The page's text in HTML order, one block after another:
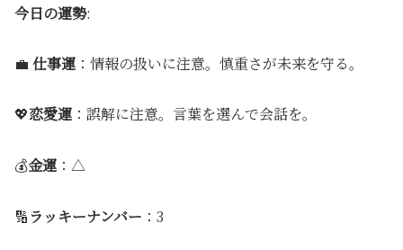
今日の運勢:
💼 仕事運 ：情報の扱いに注意。慎重さが未来を守る。
💖恋愛運 ：誤解に注意。言葉を選んで会話を。
💰金運 ：△
🔢 ラッキーナンバー ：3